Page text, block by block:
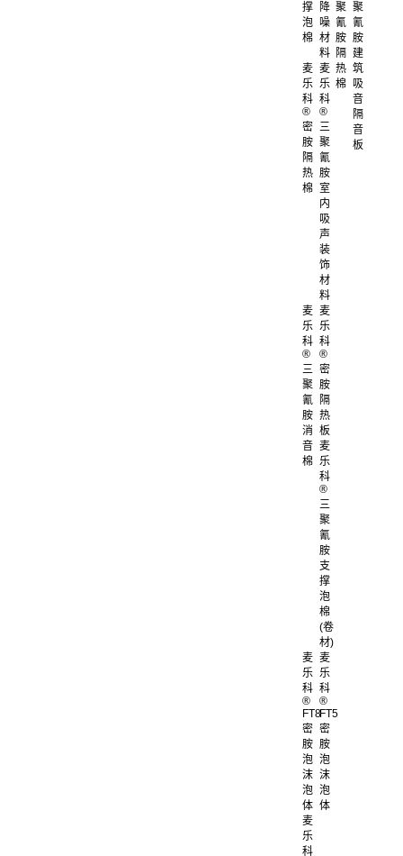
撑
泡
棉
降
噪
材
料
麦
乐
科
®
密
胺
隔
热
棉
麦
乐
科
®
三
聚
氰
胺
室
内
吸
声
装
饰
材
料
麦
乐
科
®
三
聚
氰
胺
消
音
棉
麦
乐
科
®
密
胺
隔
热
板
麦
乐
科
®
三
聚
氰
胺
支
撑
泡
棉
(卷
材)
麦
乐
科
®
FT8
密
胺
泡
沫
泡
体
麦
乐
科
®
FT5
密
胺
泡
沫
泡
体
麦
乐
科
聚
氰
胺
隔
热
棉
聚
氰
胺
建
筑
吸
音
隔
音
板